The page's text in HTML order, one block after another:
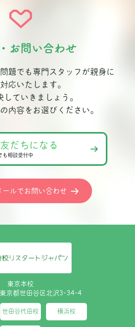
お問い合わせ
題でも専門スタッフが親身に
応いたします。
していきましょう。
内容をお選びください。
だちになる
も相談受付中
ールでお問い合わせ
東京本校
京都世田谷区北沢3-34-4
世田谷代田校 横浜校